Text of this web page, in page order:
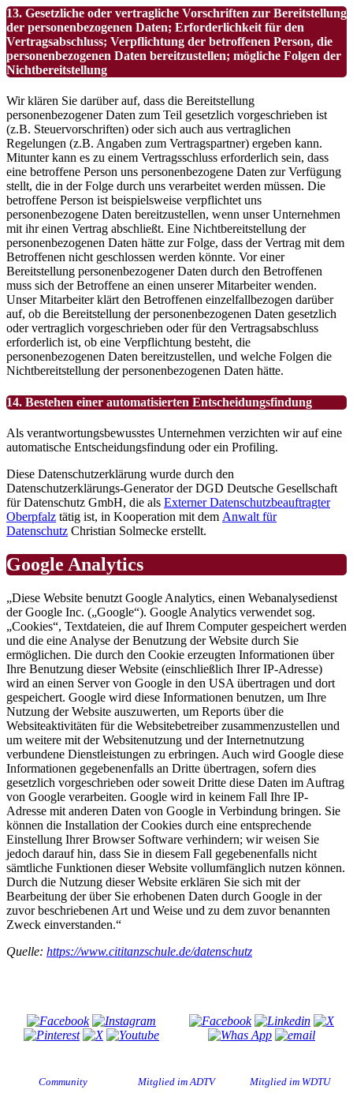
13. Gesetzliche oder vertragliche Vorschriften zur Bereitstellung
der personenbezogenen Daten; Erforderlichkeit für den
Vertragsabschluss; Verpflichtung der betroffenen Person, die
personenbezogenen Daten bereitzustellen; mögliche Folgen der
Nichtbereitstellung
Wir klären Sie darüber auf, dass die Bereitstellung
personenbezogener Daten zum Teil gesetzlich vorgeschrieben ist
(z.B. Steuervorschriften) oder sich auch aus vertraglichen
Regelungen (z.B. Angaben zum Vertragspartner) ergeben kann.
Mitunter kann es zu einem Vertragsschluss erforderlich sein, dass
eine betroffene Person uns personenbezogene Daten zur Verfügung
stellt, die in der Folge durch uns verarbeitet werden müssen. Die
betroffene Person ist beispielsweise verpflichtet uns
personenbezogene Daten bereitzustellen, wenn unser Unternehmen
mit ihr einen Vertrag abschließt. Eine Nichtbereitstellung der
personenbezogenen Daten hätte zur Folge, dass der Vertrag mit dem
Betroffenen nicht geschlossen werden könnte. Vor einer
Bereitstellung personenbezogener Daten durch den Betroffenen
muss sich der Betroffene an einen unserer Mitarbeiter wenden.
Unser Mitarbeiter klärt den Betroffenen einzelfallbezogen darüber
auf, ob die Bereitstellung der personenbezogenen Daten gesetzlich
oder vertraglich vorgeschrieben oder für den Vertragsabschluss
erforderlich ist, ob eine Verpflichtung besteht, die
personenbezogenen Daten bereitzustellen, und welche Folgen die
Nichtbereitstellung der personenbezogenen Daten hätte.
14. Bestehen einer automatisierten Entscheidungsfindung
Als verantwortungsbewusstes Unternehmen verzichten wir auf eine
automatische Entscheidungsfindung oder ein Profiling.
Diese Datenschutzerklärung wurde durch den
Datenschutzerklärungs-Generator der DGD Deutsche Gesellschaft
für Datenschutz GmbH, die als Externer Datenschutzbeauftragter
Oberpfalz tätig ist, in Kooperation mit dem Anwalt für
Datenschutz Christian Solmecke erstellt.
Google Analytics
„Diese Website benutzt Google Analytics, einen Webanalysedienst
der Google Inc. („Google“). Google Analytics verwendet sog.
„Cookies“, Textdateien, die auf Ihrem Computer gespeichert werden
und die eine Analyse der Benutzung der Website durch Sie
ermöglichen. Die durch den Cookie erzeugten Informationen über
Ihre Benutzung dieser Website (einschließlich Ihrer IP-Adresse)
wird an einen Server von Google in den USA übertragen und dort
gespeichert. Google wird diese Informationen benutzen, um Ihre
Nutzung der Website auszuwerten, um Reports über die
Websiteaktivitäten für die Websitebetreiber zusammenzustellen und
um weitere mit der Websitenutzung und der Internetnutzung
verbundene Dienstleistungen zu erbringen. Auch wird Google diese
Informationen gegebenenfalls an Dritte übertragen, sofern dies
gesetzlich vorgeschrieben oder soweit Dritte diese Daten im Auftrag
von Google verarbeiten. Google wird in keinem Fall Ihre IP-
Adresse mit anderen Daten von Google in Verbindung bringen. Sie
können die Installation der Cookies durch eine entsprechende
Einstellung Ihrer Browser Software verhindern; wir weisen Sie
jedoch darauf hin, dass Sie in diesem Fall gegebenenfalls nicht
sämtliche Funktionen dieser Website vollumfänglich nutzen können.
Durch die Nutzung dieser Website erklären Sie sich mit der
Bearbeitung der über Sie erhobenen Daten durch Google in der
zuvor beschriebenen Art und Weise und zu dem zuvor benannten
Zweck einverstanden.“
Quelle: https://www.cititanzschule.de/datenschutz
Community Mitglied im ADTV Mitglied im WDTU